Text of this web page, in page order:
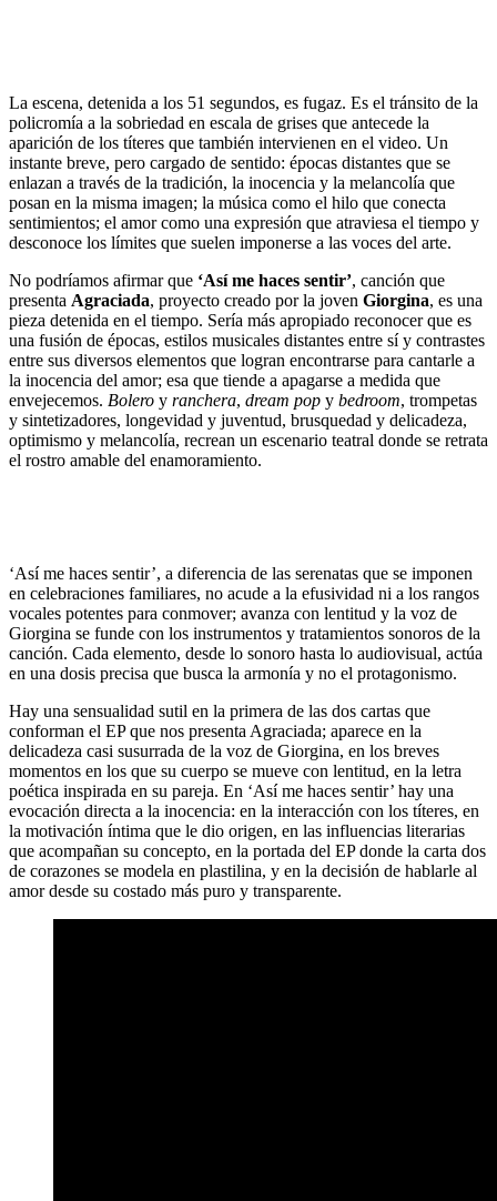
La escena, detenida a los 51 segundos, es fugaz. Es el tránsito de la
policromía a la sobriedad en escala de grises que antecede la
aparición de los títeres que también intervienen en el video. Un
instante breve, pero cargado de sentido: épocas distantes que se
enlazan a través de la tradición, la inocencia y la melancolía que
posan en la misma imagen; la música como el hilo que conecta
sentimientos; el amor como una expresión que atraviesa el tiempo y
desconoce los límites que suelen imponerse a las voces del arte.
No podríamos afirmar que ‘Así me haces sentir’, canción que
presenta Agraciada, proyecto creado por la joven Giorgina, es una
pieza detenida en el tiempo. Sería más apropiado reconocer que es
una fusión de épocas, estilos musicales distantes entre sí y contrastes
entre sus diversos elementos que logran encontrarse para cantarle a
la inocencia del amor; esa que tiende a apagarse a medida que
envejecemos. Bolero y ranchera, dream pop y bedroom, trompetas
y sintetizadores, longevidad y juventud, brusquedad y delicadeza,
optimismo y melancolía, recrean un escenario teatral donde se retrata
el rostro amable del enamoramiento.
‘Así me haces sentir’, a diferencia de las serenatas que se imponen
en celebraciones familiares, no acude a la efusividad ni a los rangos
vocales potentes para conmover; avanza con lentitud y la voz de
Giorgina se funde con los instrumentos y tratamientos sonoros de la
canción. Cada elemento, desde lo sonoro hasta lo audiovisual, actúa
en una dosis precisa que busca la armonía y no el protagonismo.
Hay una sensualidad sutil en la primera de las dos cartas que
conforman el EP que nos presenta Agraciada; aparece en la
delicadeza casi susurrada de la voz de Giorgina, en los breves
momentos en los que su cuerpo se mueve con lentitud, en la letra
poética inspirada en su pareja. En ‘Así me haces sentir’ hay una
evocación directa a la inocencia: en la interacción con los títeres, en
la motivación íntima que le dio origen, en las influencias literarias
que acompañan su concepto, en la portada del EP donde la carta dos
de corazones se modela en plastilina, y en la decisión de hablarle al
amor desde su costado más puro y transparente.